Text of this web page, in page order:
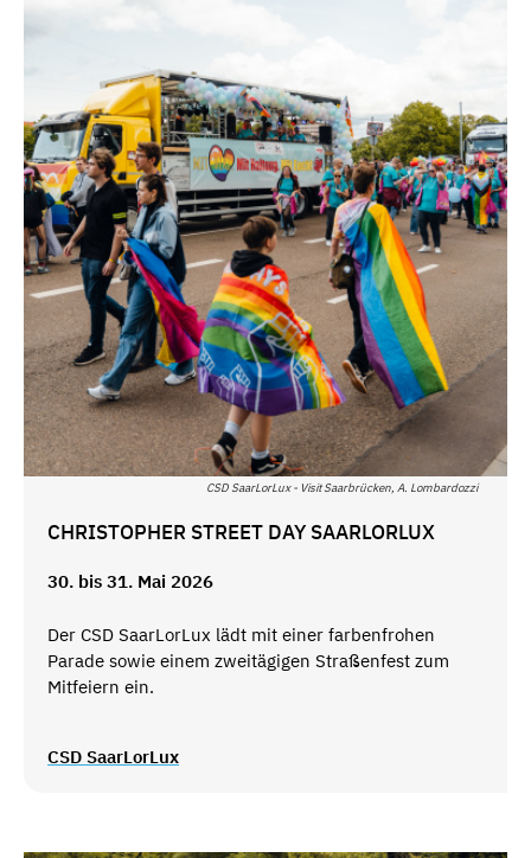
CSD SaarLorLux - Visit Saarbrücken, A. Lombardozzi
CHRISTOPHER STREET DAY SAARLORLUX
30. bis 31. Mai 2026
Der CSD SaarLorLux lädt mit einer farbenfrohen
Parade sowie einem zweitägigen Straßenfest zum
Mitfeiern ein.
CSD SaarLorLux